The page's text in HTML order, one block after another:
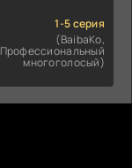
1-5 серия
(BaibaKo,
Профессиональный
многоголосый)